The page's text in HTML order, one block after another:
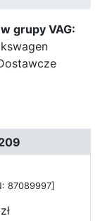
grupy VAG:
87089997]